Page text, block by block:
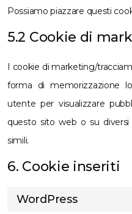
Possiamo piazzare questi
5.2 Cookie di
I cookie di marketing/
forma di memorizzazione
utente per visualizzare
questo sito web o su
simili.
6. Cookie inseriti
WordPress